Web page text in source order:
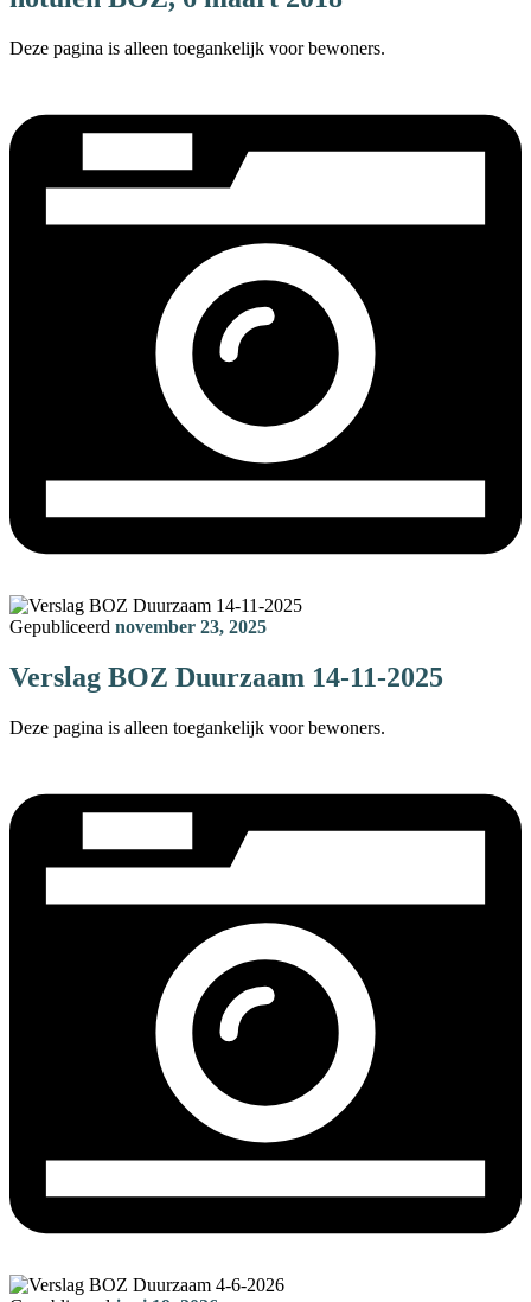
Deze pagina is alleen toegankelijk voor bewoners.
Gepubliceerd november 23, 2025
Verslag BOZ Duurzaam 14-11-2025
Deze pagina is alleen toegankelijk voor bewoners.